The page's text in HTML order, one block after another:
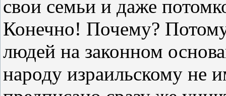
свои семьи и даже
Конечно! Почему? Потому
людей на законном
народу израильскому не